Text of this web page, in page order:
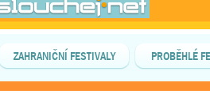
ZAHRANIČNÍ FESTIVALY PROBĚHLÉ